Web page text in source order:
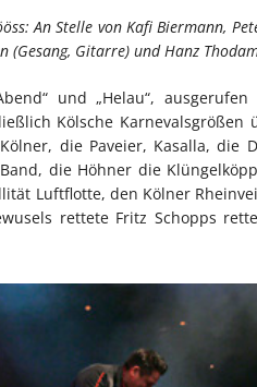
An Stelle von Kafi Biermann,
(Gesang, Gitarre) und Hanz
und „Helau“,
Kölsche
die Paveier, Kasalla, die
die Höhner die
Luftflotte, den Kölner
rettete Fritz Schopps